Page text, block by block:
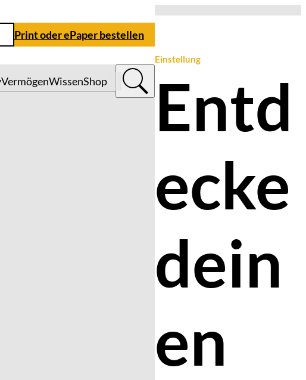
Print oder ePaper bestellen
VermögenWissenShop
Einstellung
Entd
ecke
dein
en